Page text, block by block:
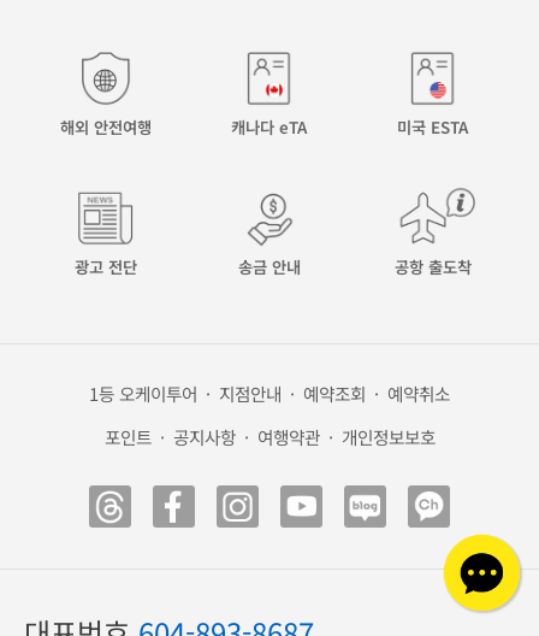
해외 안전여행 캐나다 eTA 미국 ESTA
광고 전단 송금 안내 공항 출도착
1등 오케이투어 · 지점안내 · 예약조회 · 예약취소
포인트 · 공지사항 · 여행약관 · 개인정보보호